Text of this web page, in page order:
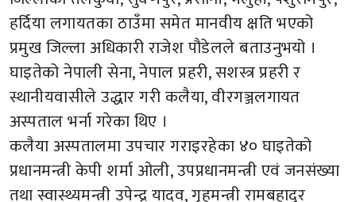
हर्दिया लगायतका ठाउँमा समेत मानवीय क्षति भएको
प्रमुख जिल्ला अधिकारी राजेश पौडेलले बताउनुभयो ।
घाइतेको नेपाली सेना, नेपाल प्रहरी, सशस्त्र प्रहरी र
स्थानीयवासीले उद्धार गरी कलैया, वीरगञ्जलगायत
अस्पताल भर्ना गरेका थिए ।
कलैया अस्पतालमा उपचार गराइरहेका ४० घाइतेको
प्रधानमन्त्री केपी शर्मा ओली, उपप्रधानमन्त्री एवं जनसंख्या
तथा स्वास्थ्यमन्त्री उपेन्द्र यादव, गृहमन्त्री रामबहादुर